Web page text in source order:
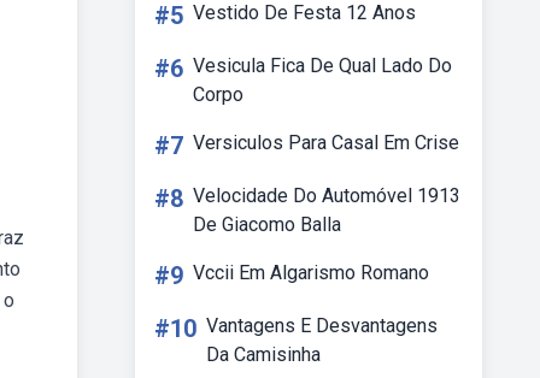
#5 Vestido De Festa 12 Anos
#6 Vesicula Fica De Qual Lado Do
Corpo
#7 Versiculos Para Casal Em Crise
#8 Velocidade Do Automóvel 1913
De Giacomo Balla
#9 Vccii Em Algarismo Romano
#10 Vantagens E Desvantagens
Da Camisinha